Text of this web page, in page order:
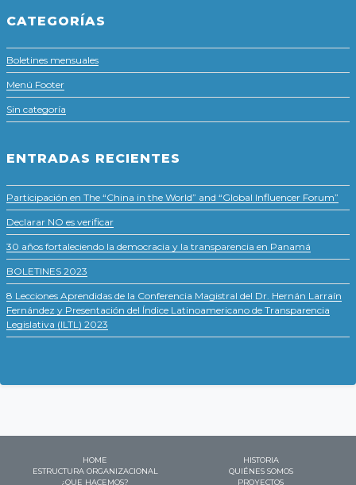
CATEGORÍAS
Boletines mensuales
Menú Footer
Sin categoría
ENTRADAS RECIENTES
Participación en The “China in the World” and “Global Influencer Forum”
Declarar NO es verificar
30 años fortaleciendo la democracia y la transparencia en Panamá
BOLETINES 2023
8 Lecciones Aprendidas de la Conferencia Magistral del Dr. Hernán Larraín
Fernández y Presentación del Índice Latinoamericano de Transparencia
Legislativa (ILTL) 2023
HOME
HISTORIA
ESTRUCTURA ORGANIZACIONAL
QUIÉNES SOMOS
¿QUE HACEMOS?
PROYECTOS